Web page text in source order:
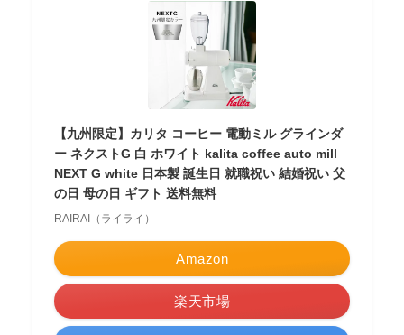
【九州限定】カリタ コーヒー 電動ミル グラインダ
ー ネクストG 白 ホワイト kalita coffee auto mill
NEXT G white 日本製 誕生日 就職祝い 結婚祝い 父
の日 母の日 ギフト 送料無料
RAIRAI（ライライ）
Amazon
楽天市場